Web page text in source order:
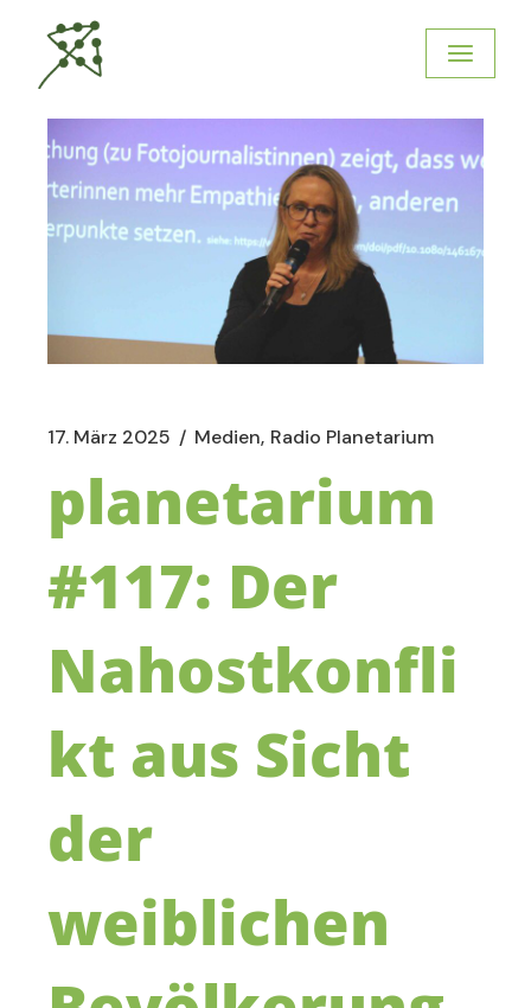
17. März 2025 Medien Radio Planetarium
planetarium
#117: Der
Nahostkonfli
kt aus Sicht
der
weiblichen